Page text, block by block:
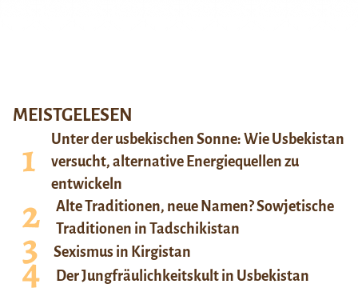
MEISTGELESEN
Unter der usbekischen Sonne: Wie Usbekistan
versucht, alternative Energiequellen zu
entwickeln
Alte Traditionen, neue Namen? Sowjetische
Traditionen in Tadschikistan
Sexismus in Kirgistan
Der Jungfräulichkeitskult in Usbekistan